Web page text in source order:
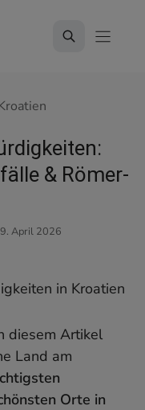
& Römer-
April 2026
diesem Artikel
Land am
Orte in